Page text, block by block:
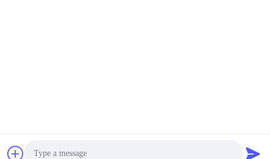
2026 Guangdong Ankuai Intelligent Technology Co., Ltd. . Tutti i